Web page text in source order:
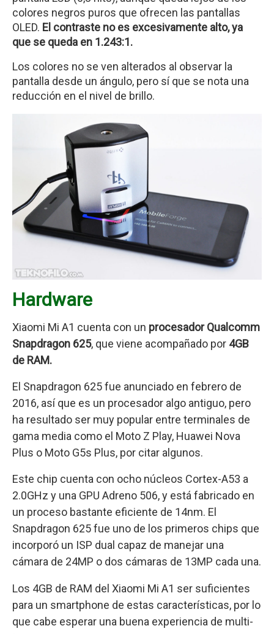
colores negros puros que ofrecen las pantallas
OLED. El contraste no es excesivamente alto, ya
que se queda en 1.243:1.
Los colores no se ven alterados al observar la
pantalla desde un ángulo, pero sí que se nota una
reducción en el nivel de brillo.
Hardware
Xiaomi Mi A1 cuenta con un procesador Qualcomm
Snapdragon 625, que viene acompañado por 4GB
de RAM.
El Snapdragon 625 fue anunciado en febrero de
2016, así que es un procesador algo antiguo, pero
ha resultado ser muy popular entre terminales de
gama media como el Moto Z Play, Huawei Nova
Plus o Moto G5s Plus, por citar algunos.
Este chip cuenta con ocho núcleos Cortex-A53 a
2.0GHz y una GPU Adreno 506, y está fabricado en
un proceso bastante eficiente de 14nm. El
Snapdragon 625 fue uno de los primeros chips que
incorporó un ISP dual capaz de manejar una
cámara de 24MP o dos cámaras de 13MP cada una.
Los 4GB de RAM del Xiaomi Mi A1 ser suficientes
para un smartphone de estas características, por lo
que cabe esperar una buena experiencia de multi-